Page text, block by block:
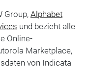
Group, Alphabet
und bezieht alle
Online-
Marketplace,
von Indicata